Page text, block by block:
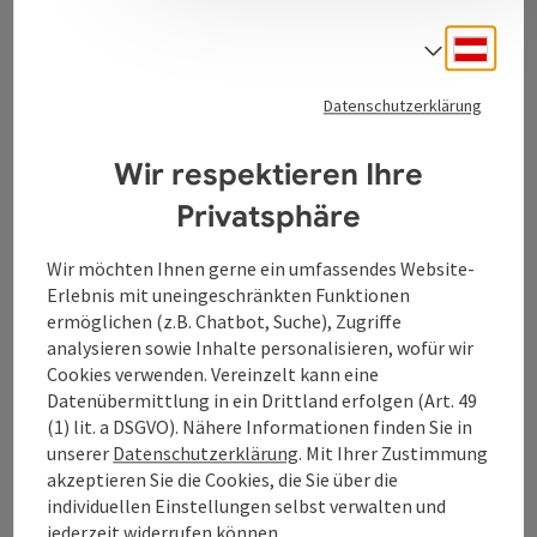
Tourismusverband Donauregion
Oberösterreich
WGD Donau Oberösterreich Tourismus
GmbH
Lindengasse 9
4040 Linz
+43 732 7277 - 888
info@donauregion.at
Datenschutzerklärung
Wir respektieren Ihre
Privatsphäre
Wir möchten Ihnen gerne ein umfassendes Website-
Erlebnis mit uneingeschränkten Funktionen
ermöglichen (z.B. Chatbot, Suche), Zugriffe
analysieren sowie Inhalte personalisieren, wofür wir
Cookies verwenden. Vereinzelt kann eine
Datenübermittlung in ein Drittland erfolgen (Art. 49
(1) lit. a DSGVO). Nähere Informationen finden Sie in
unserer Datenschutzerklärung. Mit Ihrer Zustimmung
akzeptieren Sie die Cookies, die Sie über die
individuellen Einstellungen selbst verwalten und
jederzeit widerrufen können.